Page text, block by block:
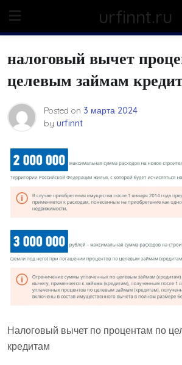
content
urfinnt.ru
налоговый вычет
целевым займам
Posted on 3 марта 2024
by urfinnt
Налоговый вычет по процентам по
кредитам